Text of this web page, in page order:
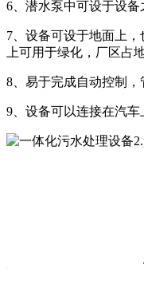
6、潜水泵中可设于设备
7、设备可设于地面上
上可用于绿化，厂区占
8、易于完成自动控制，
9、设备可以连接在汽车